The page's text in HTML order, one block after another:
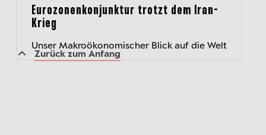
Eurozonenkonjunktur trotzt dem Iran-
Krieg
Unser Makroökonomischer Blick auf die Welt
Zurück zum Anfang